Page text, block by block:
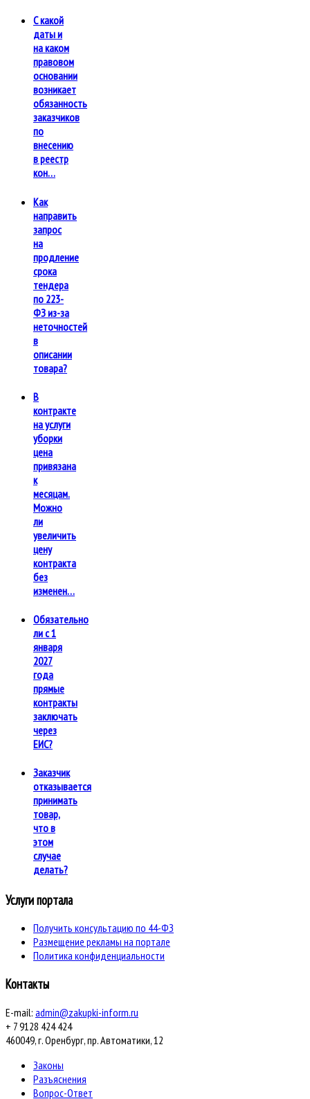
С какой
даты и
на каком
правовом
основании
возникает
обязанность
заказчиков
по
внесению
в реестр
кон…
Как
направить
запрос
на
продление
срока
тендера
по 223-
ФЗ из-за
неточностей
в
описании
товара?
В
контракте
на услуги
уборки
цена
привязана
к
месяцам.
Можно
ли
увеличить
цену
контракта
без
изменен…
Обязательно
ли с 1
января
2027
года
прямые
контракты
заключать
через
ЕИС?
Заказчик
отказывается
принимать
товар,
что в
этом
случае
делать?
Услуги портала
Получить консультацию по 44-ФЗ
Размещение рекламы на портале
Политика конфиденциальности
Контакты
E-mail: admin@zakupki-inform.ru
+ 7 9128 424 424
460049, г. Оренбург, пр. Автоматики, 12
Законы
Разъяснения
Вопрос-Ответ